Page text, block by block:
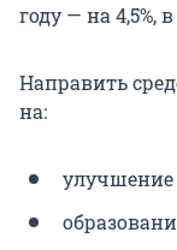
году — на 4,5%,
Направить
на: